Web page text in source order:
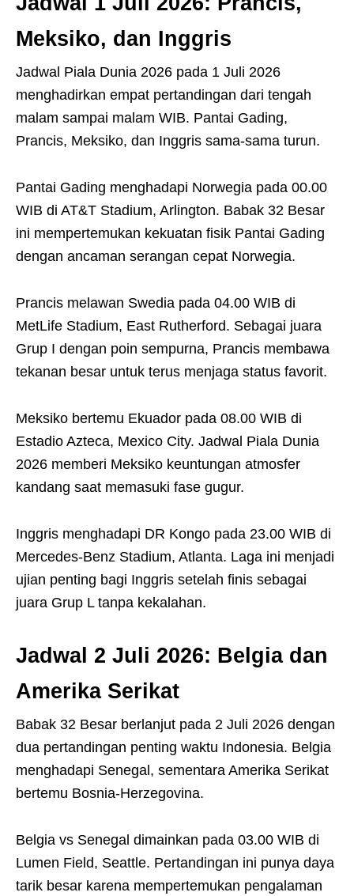
Meksiko, dan Inggris
Jadwal Piala Dunia 2026 pada 1 Juli 2026
menghadirkan empat pertandingan dari tengah
malam sampai malam WIB. Pantai Gading,
Prancis, Meksiko, dan Inggris sama-sama turun.
Pantai Gading menghadapi Norwegia pada 00.00
WIB di AT&T Stadium, Arlington. Babak 32 Besar
ini mempertemukan kekuatan fisik Pantai Gading
dengan ancaman serangan cepat Norwegia.
Prancis melawan Swedia pada 04.00 WIB di
MetLife Stadium, East Rutherford. Sebagai juara
Grup I dengan poin sempurna, Prancis membawa
tekanan besar untuk terus menjaga status favorit.
Meksiko bertemu Ekuador pada 08.00 WIB di
Estadio Azteca, Mexico City. Jadwal Piala Dunia
2026 memberi Meksiko keuntungan atmosfer
kandang saat memasuki fase gugur.
Inggris menghadapi DR Kongo pada 23.00 WIB di
Mercedes-Benz Stadium, Atlanta. Laga ini menjadi
ujian penting bagi Inggris setelah finis sebagai
juara Grup L tanpa kekalahan.
Jadwal 2 Juli 2026: Belgia dan
Amerika Serikat
Babak 32 Besar berlanjut pada 2 Juli 2026 dengan
dua pertandingan penting waktu Indonesia. Belgia
menghadapi Senegal, sementara Amerika Serikat
bertemu Bosnia-Herzegovina.
Belgia vs Senegal dimainkan pada 03.00 WIB di
Lumen Field, Seattle. Pertandingan ini punya daya
tarik besar karena mempertemukan pengalaman